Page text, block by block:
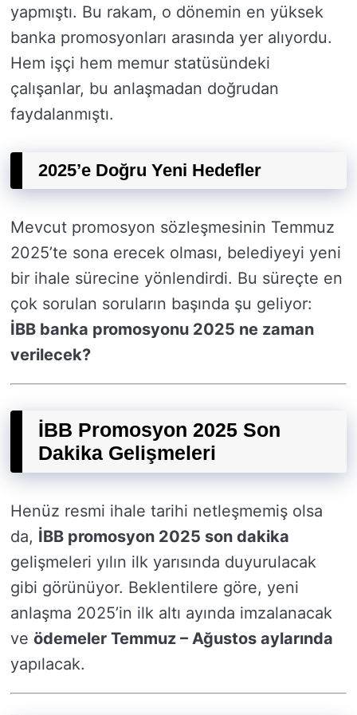
yapmıştı. Bu rakam, o dönemin en yüksek
banka promosyonları arasında yer alıyordu.
Hem işçi hem memur statüsündeki
çalışanlar, bu anlaşmadan doğrudan
faydalanmıştı.
2025’e Doğru Yeni Hedefler
Mevcut promosyon sözleşmesinin Temmuz
2025’te sona erecek olması, belediyeyi yeni
bir ihale sürecine yönlendirdi. Bu süreçte en
çok sorulan soruların başında şu geliyor:
İBB banka promosyonu 2025 ne zaman
verilecek?
İBB Promosyon 2025 Son
Dakika Gelişmeleri
Henüz resmi ihale tarihi netleşmemiş olsa
da, İBB promosyon 2025 son dakika
gelişmeleri yılın ilk yarısında duyurulacak
gibi görünüyor. Beklentilere göre, yeni
anlaşma 2025’in ilk altı ayında imzalanacak
ve ödemeler Temmuz – Ağustos aylarında
yapılacak.